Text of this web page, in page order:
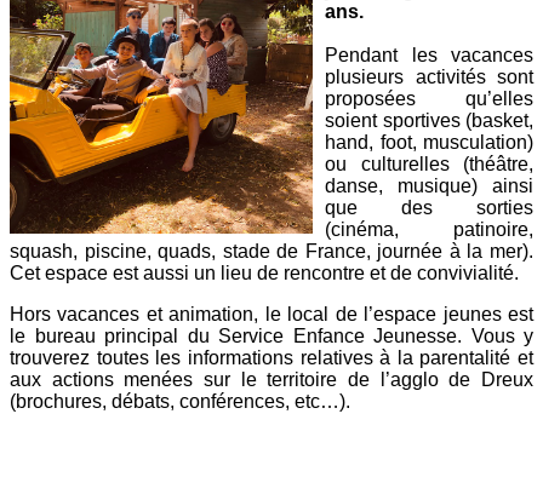
ans.
Pendant les vacances
plusieurs activités sont
proposées qu’elles
soient sportives (basket,
hand, foot, musculation)
ou culturelles (théâtre,
danse, musique) ainsi
que des sorties
(cinéma, patinoire,
squash, piscine, quads, stade de France, journée à la mer).
Cet espace est aussi un lieu de rencontre et de convivialité.
Hors vacances et animation, le local de l’espace jeunes est
le bureau principal du Service Enfance Jeunesse. Vous y
trouverez toutes les informations relatives à la parentalité et
aux actions menées sur le territoire de l’agglo de Dreux
(brochures, débats, conférences, etc…).